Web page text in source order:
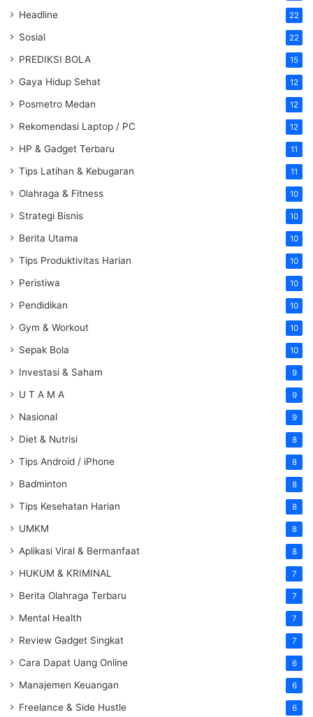
Headline 22
Sosial 22
PREDIKSI BOLA 15
Gaya Hidup Sehat 12
Posmetro Medan 12
Rekomendasi Laptop / PC 12
HP & Gadget Terbaru 11
Tips Latihan & Kebugaran 11
Olahraga & Fitness 10
Strategi Bisnis 10
Berita Utama 10
Tips Produktivitas Harian 10
Peristiwa 10
Pendidikan 10
Gym & Workout 10
Sepak Bola 10
Investasi & Saham 9
U T A M A 9
Nasional 9
Diet & Nutrisi 8
Tips Android / iPhone 8
Badminton 8
Tips Kesehatan Harian 8
UMKM 8
Aplikasi Viral & Bermanfaat 8
HUKUM & KRIMINAL 7
Berita Olahraga Terbaru 7
Mental Health 7
Review Gadget Singkat 7
Cara Dapat Uang Online 6
Manajemen Keuangan 6
Freelance & Side Hustle 6